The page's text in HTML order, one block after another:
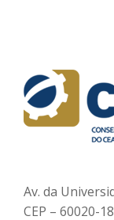
Av. da
CEP – 60020-